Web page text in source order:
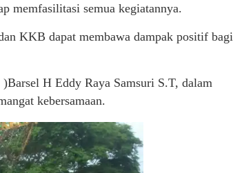
memfasilitasi semua kegiatannya.
KKB dapat membawa dampak positif bagi
H Eddy Raya Samsuri S.T, dalam
kebersamaan.